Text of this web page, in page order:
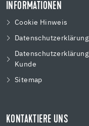
INFORMATIONEN
Cookie Hinweis
Datenschutzerklärung
Datenschutzerklärung
Kunde
Sitemap
KONTAKTIERE UNS